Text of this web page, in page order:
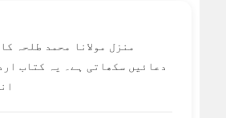
منزل مولانا محمد طلحہ
دعائیں سکھاتی ہے۔ یہ کتاب